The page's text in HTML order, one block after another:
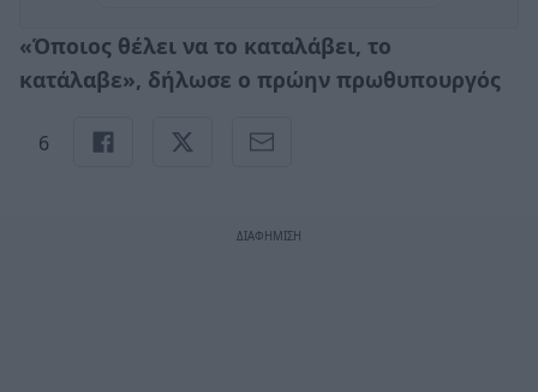
«Όποιος θέλει να το καταλάβει, το
κατάλαβε», δήλωσε ο πρώην πρωθυπουργός
6